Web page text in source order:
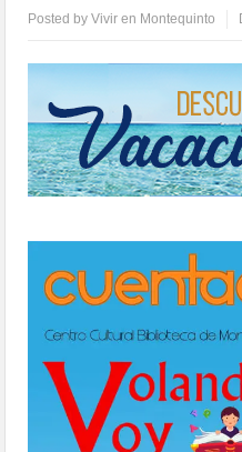
Posted byVivir en Montequinto